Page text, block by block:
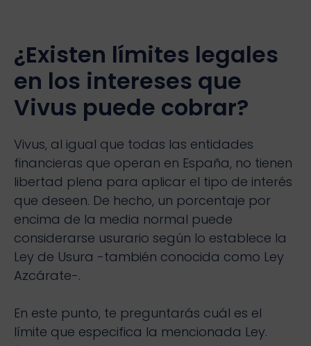
¿Existen límites legales
en los intereses que
Vivus puede cobrar?
Vivus, al igual que todas las entidades
financieras que operan en España, no tienen
libertad plena para aplicar el tipo de interés
que deseen. De hecho, un porcentaje por
encima de la media normal puede
considerarse usurario según lo establece la
Ley de Usura -también conocida como Ley
Azcárate-.
En este punto, te preguntarás cuál es el
límite que especifica la mencionada Ley.